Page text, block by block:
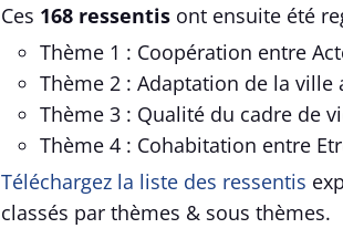
Ces 168 ressentis ont ensuite été
Thème 1 : Coopération entre
Thème 2 : Adaptation de la ville
Thème 3 : Qualité du cadre de
Thème 4 : Cohabitation entre
Téléchargez la liste des ressentis
classés par thèmes & sous thèmes.